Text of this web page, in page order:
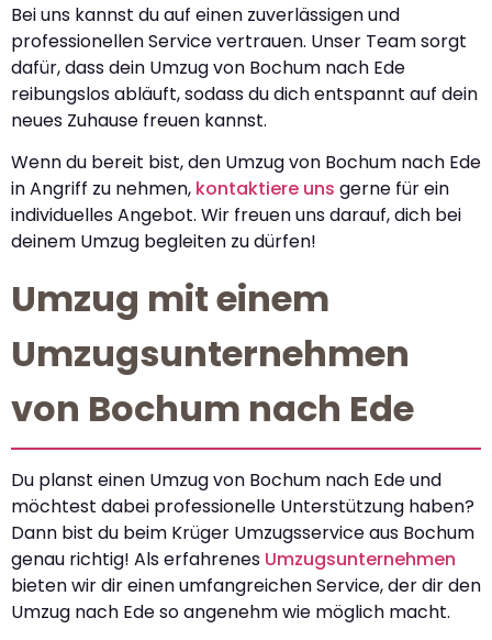
Bei uns kannst du auf einen zuverlässigen und
professionellen Service vertrauen. Unser Team sorgt
dafür, dass dein Umzug von Bochum nach Ede
reibungslos abläuft, sodass du dich entspannt auf dein
neues Zuhause freuen kannst.
Wenn du bereit bist, den Umzug von Bochum nach Ede
in Angriff zu nehmen, kontaktiere uns gerne für ein
individuelles Angebot. Wir freuen uns darauf, dich bei
deinem Umzug begleiten zu dürfen!
Umzug mit einem
Umzugsunternehmen
von Bochum nach Ede
Du planst einen Umzug von Bochum nach Ede und
möchtest dabei professionelle Unterstützung haben?
Dann bist du beim Krüger Umzugsservice aus Bochum
genau richtig! Als erfahrenes Umzugsunternehmen
bieten wir dir einen umfangreichen Service, der dir den
Umzug nach Ede so angenehm wie möglich macht.